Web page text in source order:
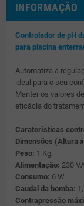
INFORMAÇÃO
Controlador de pH
para piscina
Automatiza a
ideal para o seu
Manter os valores
eficácia do
Caraterísticas
Dimensões (Altura
Peso: 1 Kg.
Alimentação: 230
Consumo: 6 W.
Caudal da bomba:
Contrapressão